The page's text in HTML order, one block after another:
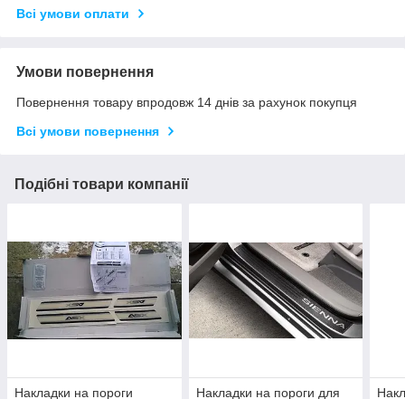
Всі умови оплати
Умови повернення
Повернення товару впродовж 14 днів за рахунок покупця
Всі умови повернення
Подібні товари компанії
Накладки на пороги
Накладки на пороги для